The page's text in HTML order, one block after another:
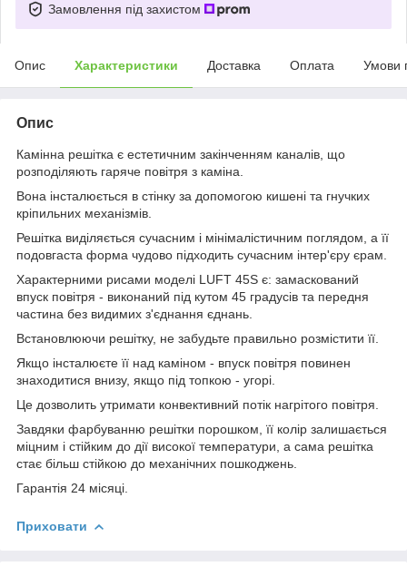
Замовлення під захистом
Опис Характеристики Доставка Оплата Умови
Опис
Камінна решітка є естетичним закінченням каналів, що
розподіляють гаряче повітря з каміна.
Вона інсталюється в стінку за допомогою кишені та гнучких
кріпильних механізмів.
Решітка виділяється сучасним і мінімалістичним поглядом, а її
подовгаста форма чудово підходить сучасним інтер'єру єрам.
Характерними рисами моделі LUFT 45S є: замаскований
впуск повітря - виконаний під кутом 45 градусів та передня
частина без видимих з'єднання єднань.
Встановлюючи решітку, не забудьте правильно розмістити її.
Якщо інсталюєте її над каміном - впуск повітря повинен
знаходитися внизу, якщо під топкою - угорі.
Це дозволить утримати конвективний потік нагрітого повітря.
Завдяки фарбуванню решітки порошком, її колір залишається
міцним і стійким до дії високої температури, а сама решітка
стає більш стійкою до механічних пошкоджень.
Гарантія 24 місяці.
Приховати